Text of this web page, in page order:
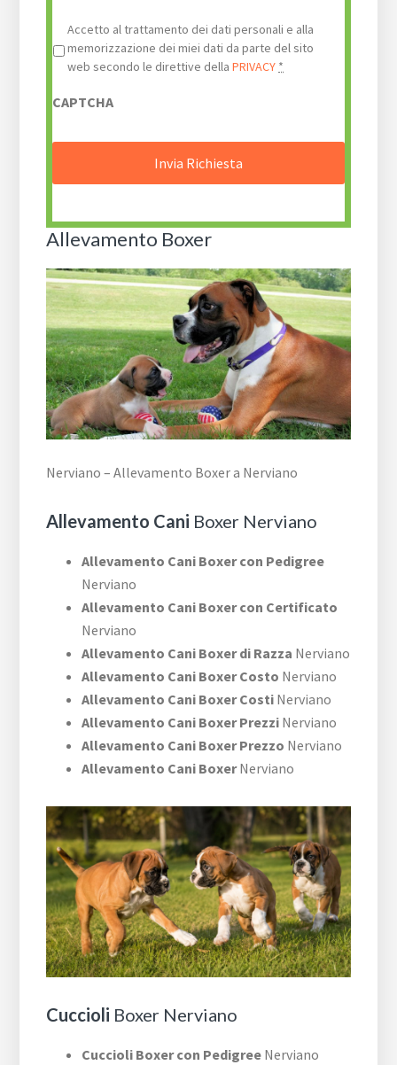
Privacy *
Accetto al trattamento dei dati personali e alla
memorizzazione dei miei dati da parte del sito
web secondo le direttive dellaPRIVACY *
CAPTCHA
Allevamento Boxer
Nerviano – Allevamento Boxer a Nerviano
Allevamento Cani Boxer Nerviano
Allevamento Cani Boxer con Pedigree
Nerviano
Allevamento Cani Boxer con Certificato
Nerviano
Allevamento Cani Boxer di Razza Nerviano
Allevamento Cani Boxer Costo Nerviano
Allevamento Cani Boxer Costi Nerviano
Allevamento Cani Boxer Prezzi Nerviano
Allevamento Cani Boxer Prezzo Nerviano
Allevamento Cani BoxerNerviano
Cuccioli Boxer Nerviano
Cuccioli Boxer con Pedigree Nerviano